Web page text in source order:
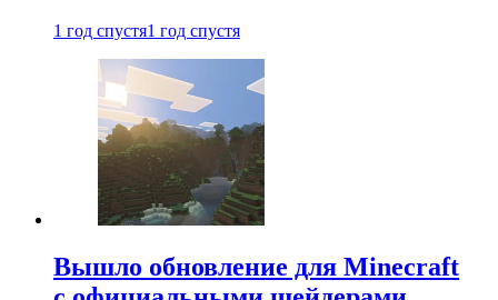
1 год спустя1 год спустя
Вышло обновление для Minecraft